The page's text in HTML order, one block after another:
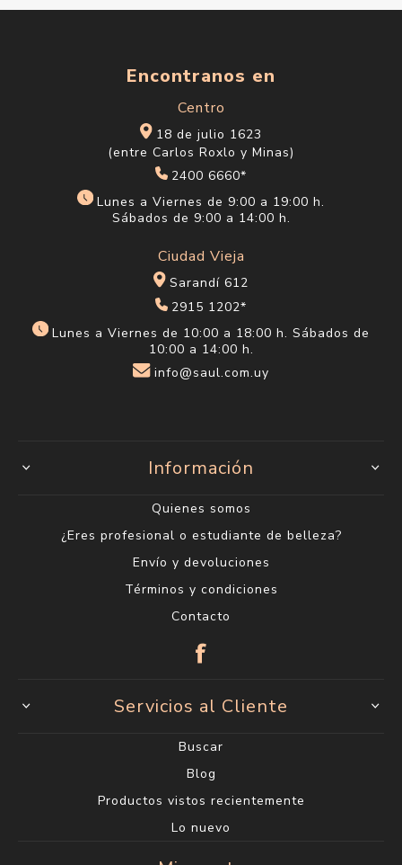
Encontranos en
Centro
18 de julio 1623
(entre Carlos Roxlo y Minas)
2400 6660*
Lunes a Viernes de 9:00 a 19:00 h.
Sábados de 9:00 a 14:00 h.
Ciudad Vieja
Sarandí 612
2915 1202*
Lunes a Viernes de 10:00 a 18:00 h. Sábados de
10:00 a 14:00 h.
info@saul.com.uy
Información
Quienes somos
¿Eres profesional o estudiante de belleza?
Envío y devoluciones
Términos y condiciones
Contacto
Servicios al Cliente
Buscar
Blog
Productos vistos recientemente
Lo nuevo